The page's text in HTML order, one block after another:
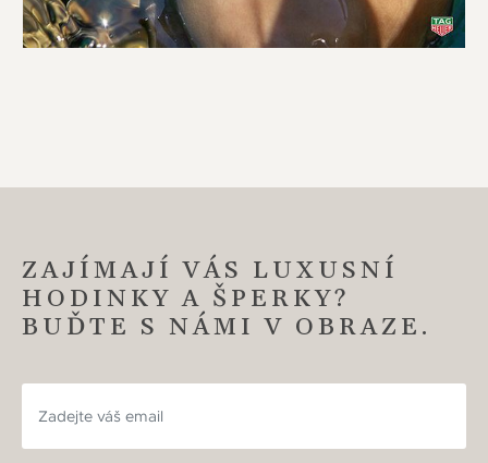
ZAJÍMAJÍ VÁS LUXUSNÍ
HODINKY A ŠPERKY?
BUĎTE S NÁMI V OBRAZE.